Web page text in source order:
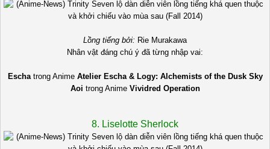
Lồng tiếng bởi: Rie Murakawa
Nhân vật đáng chú ý đã từng nhập vai:
Eschatrong Anime Atelier Escha & Logy: Alchemists of the Dusk Sky
Aoi trong Anime Vividred Operation
8. Liselotte Sherlock